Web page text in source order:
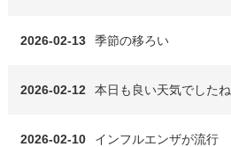
2026-02-13 季節の移ろい
2026-02-12 本日も良い天気でしたね
2026-02-10 インフルエンザが流行